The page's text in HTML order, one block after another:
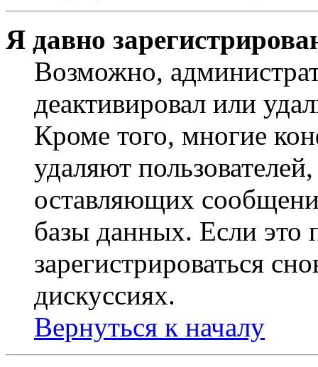
Я давно
Возможно,
деактивировал или
Кроме того, многие
удаляют
оставляющих
базы данных. Если это
зарегистрироваться
дискуссиях.
Вернуться к началу